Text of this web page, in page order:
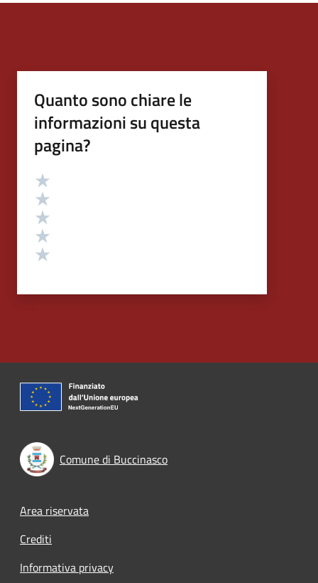
Quanto sono chiare le
informazioni su questa
pagina?
Valutazione
Comune di Buccinasco
Footer menu
Area riservata
Crediti
Informativa privacy